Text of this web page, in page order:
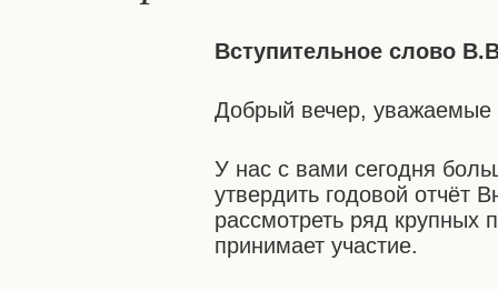
Вступительное слово
Добрый вечер, уважаемые
У нас с вами сегодня
утвердить годовой отчёт
рассмотреть ряд крупных
принимает участие.